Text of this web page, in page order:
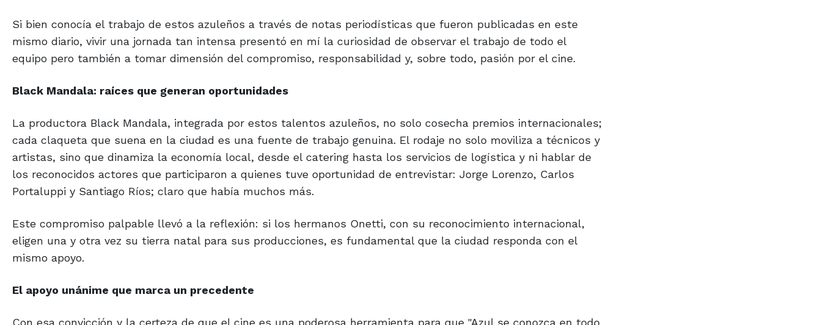
Si bien conocía el trabajo de estos azuleños a través de notas periodísticas que fueron publicadas en este
mismo diario, vivir una jornada tan intensa presentó en mí la curiosidad de observar el trabajo de todo el
equipo pero también a tomar dimensión del compromiso, responsabilidad y, sobre todo, pasión por el cine.
Black Mandala: raíces que generan oportunidades
La productora Black Mandala, integrada por estos talentos azuleños, no solo cosecha premios internacionales;
cada claqueta que suena en la ciudad es una fuente de trabajo genuina. El rodaje no solo moviliza a técnicos y
artistas, sino que dinamiza la economía local, desde el catering hasta los servicios de logística y ni hablar de
los reconocidos actores que participaron a quienes tuve oportunidad de entrevistar: Jorge Lorenzo, Carlos
Portaluppi y Santiago Ríos; claro que había muchos más.
Este compromiso palpable llevó a la reflexión: si los hermanos Onetti, con su reconocimiento internacional,
eligen una y otra vez su tierra natal para sus producciones, es fundamental que la ciudad responda con el
mismo apoyo.
El apoyo unánime que marca un precedente
Con esa convicción y la certeza de que el cine es una poderosa herramienta para que "Azul se conozca en todo